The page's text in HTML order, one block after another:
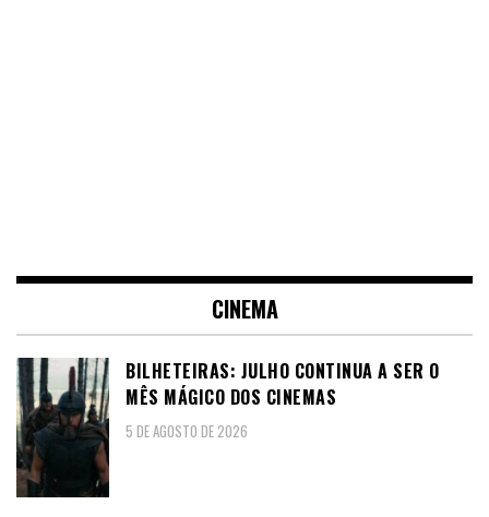
CINEMA
BILHETEIRAS: JULHO CONTINUA A SER O
MÊS MÁGICO DOS CINEMAS
5 DE AGOSTO DE 2026